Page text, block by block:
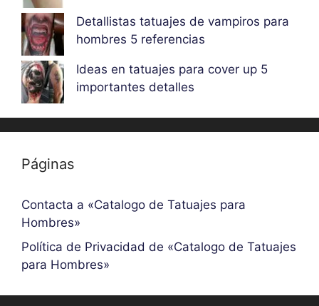
Detallistas tatuajes de vampiros para
hombres 5 referencias
Ideas en tatuajes para cover up 5
importantes detalles
Páginas
Contacta a «Catalogo de Tatuajes para
Hombres»
Política de Privacidad de «Catalogo de Tatuajes
para Hombres»